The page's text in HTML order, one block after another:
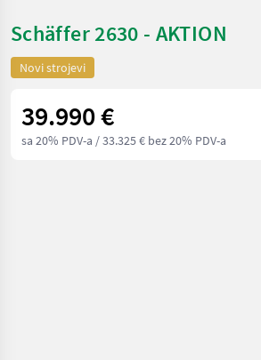
Schäffer 2630 - AKTION
Novi strojevi
39.990 €
sa 20% PDV-a / 33.325 € bez 20% PDV-a